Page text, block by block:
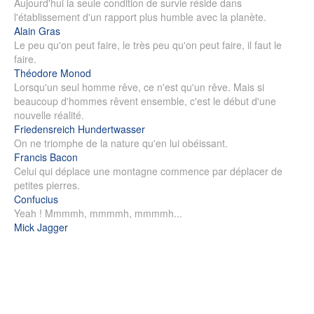
Aujourd'hui la seule condition de survie réside dans
l'établissement d'un rapport plus humble avec la planète.
Alain Gras
Le peu qu'on peut faire, le très peu qu'on peut faire, il faut le
faire.
Théodore Monod
Lorsqu'un seul homme rêve, ce n'est qu'un rêve. Mais si
beaucoup d'hommes rêvent ensemble, c'est le début d'une
nouvelle réalité.
Friedensreich Hundertwasser
On ne triomphe de la nature qu'en lui obéissant.
Francis Bacon
Celui qui déplace une montagne commence par déplacer de
petites pierres.
Confucius
Yeah ! Mmmmh, mmmmh, mmmmh...
Mick Jagger